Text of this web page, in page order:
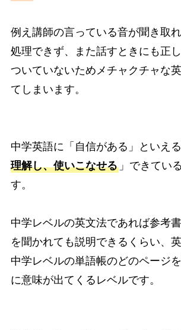
例え講師の言っている音が聞き取
処理できず、また話すときにも正
ついていないためメチャクチャな
てしまいます。
中学英語に「自信がある」といえ
理解し、使いこなせる」できてい
す。
中学レベルの英文法であれば参考
を聞かれても説明できるくらい、
中学レベルの単語帳のどのページ
に意味が出てくるレベルです。